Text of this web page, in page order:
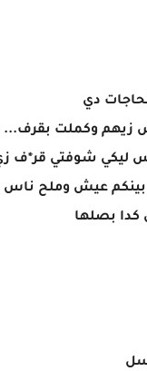
دي
وكملت بقرف...
ليكي شوفتي قر*ف
بينكم عيش وملح ناس
كدا بصلها